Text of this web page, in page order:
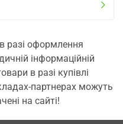
разі оформлення
інформаційній
в разі купівлі
партнерах можуть
на сайті!